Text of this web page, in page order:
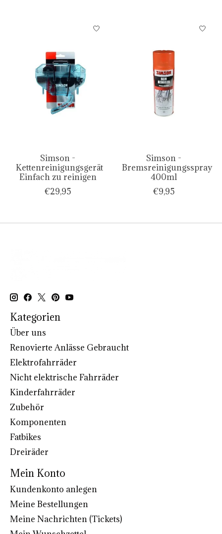
Simson -
Kettenreinigungsgerät
Einfach zu reinigen
€29,95
Simson -
Bremsreinigungsspray
400ml
€9,95
Kategorien
Über uns
Renovierte Anlässe Gebraucht
Elektrofahrräder
Nicht elektrische Fahrräder
Kinderfahrräder
Zubehör
Komponenten
Fatbikes
Dreiräder
Mein Konto
Kundenkonto anlegen
Meine Bestellungen
Meine Nachrichten (Tickets)